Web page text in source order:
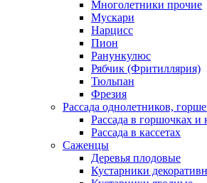
Многолетники прочие
Мускари
Нарцисс
Пион
Ранункулюс
Рябчик (Фритиллярия)
Тюльпан
Фрезия
Рассада однолетников,
Рассада в горшочках и
Рассада в кассетах
Саженцы
Деревья плодовые
Кустарники